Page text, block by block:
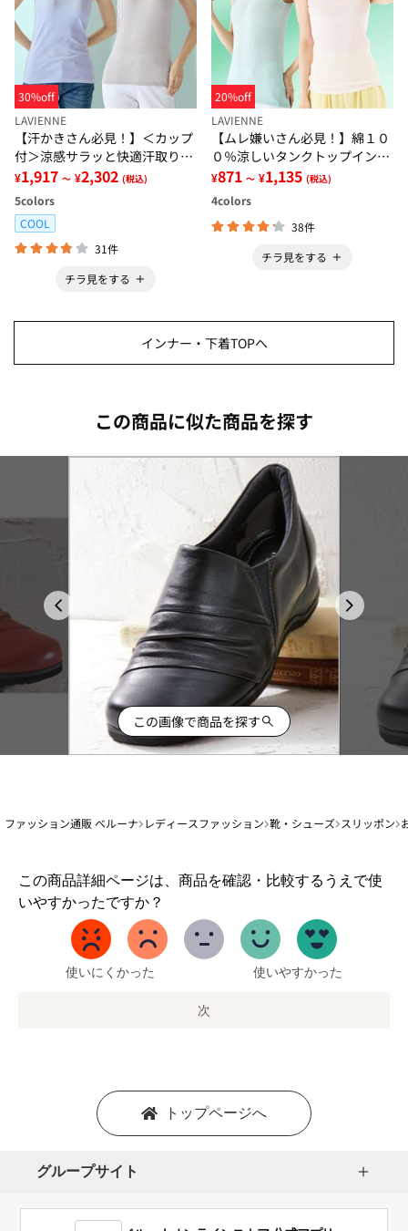
30%off
LAVIENNE
【汗かきさん必見！】＜カップ
付＞涼感サラッと快適汗取りタ
ンクトップインナー＜さらりラ
ボ＞
¥1,917 ～ ¥2,302 (税込)
5colors
COOL
31件
チラ見をする
20%off
LAVIENNE
【ムレ嫌いさん必見！】綿１０
０％涼しいタンクトップインナ
ー＜さらりラボ＞
¥871 ～ ¥1,135 (税込)
4colors
38件
チラ見をする
インナー・下着TOPへ
この商品に似た商品を探す
この画像で商品を探す
ファッション通販 ベルーナ レディースファッション 靴・シューズ スリッポン
この商品詳細ページは、商品を確認・比較するうえで使
いやすかったですか？
1
か
使いにくかった 使いやすかった
次
トップページへ
グループサイト